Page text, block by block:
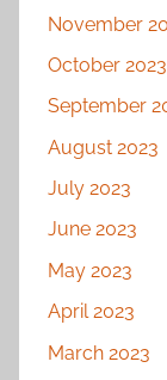
November
October 2023
September
August 2023
July 2023
June 2023
May 2023
April 2023
March 2023